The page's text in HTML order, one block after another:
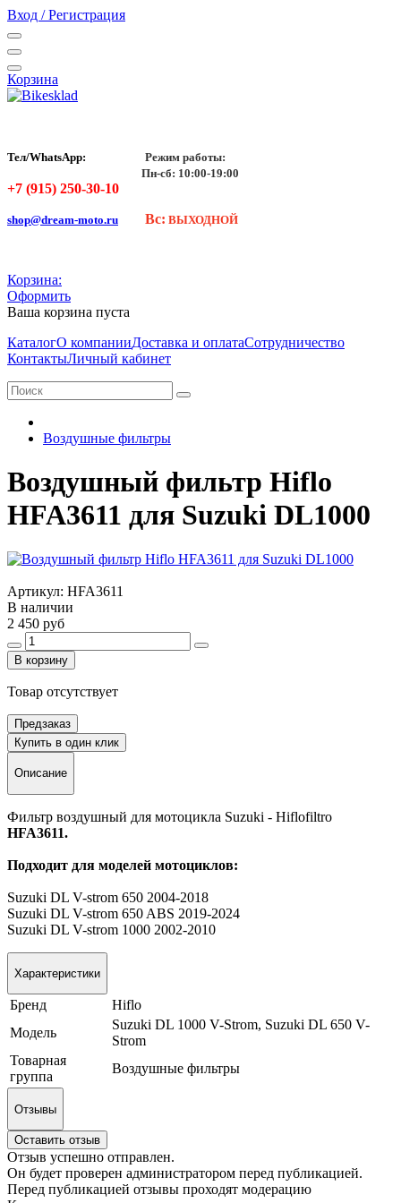
Вход / Регистрация
Корзина
Тел/WhatsApp:
Режим работы:
Пн-сб: 10:00-19:00
+7 (915) 250-30-10
shop@dream-moto.ru Вс: ВЫХОДНОЙ
Корзина:
Оформить
Ваша корзина пуста
КаталогО компанииДоставка и оплатаСотрудничество
КонтактыЛичный кабинет
Воздушные фильтры
Воздушный фильтр Hiflo
HFA3611 для Suzuki DL1000
Артикул: HFA3611
В наличии
2 450 руб
В корзину
Товар отсутствует
Предзаказ
Купить в один клик
Описание
Фильтр воздушный для мотоцикла Suzuki - Hiflofiltro
HFA3611.
Подходит для моделей мотоциклов:
Suzuki DL V-strom 650 2004-2018
Suzuki DL V-strom 650 ABS 2019-2024
Suzuki DL V-strom 1000 2002-2010
Характеристики
Бренд
Hiflo
Модель
Suzuki DL 1000 V-Strom, Suzuki DL 650 V-
Strom
Товарная
группа
Воздушные фильтры
Отзывы
Оставить отзыв
Отзыв успешно отправлен.
Он будет проверен администратором перед публикацией.
Перед публикацией отзывы проходят модерацию